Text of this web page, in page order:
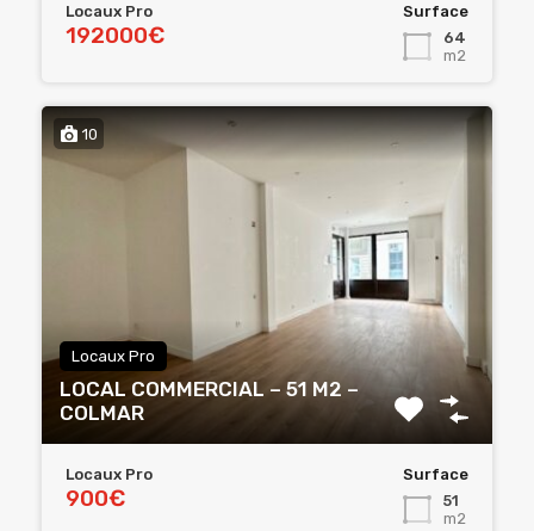
Locaux Pro
192000€
Surface
64
m2
10
Locaux Pro
LOCAL COMMERCIAL – 51 M2 –
COLMAR
Locaux Pro
900€
Surface
51
m2